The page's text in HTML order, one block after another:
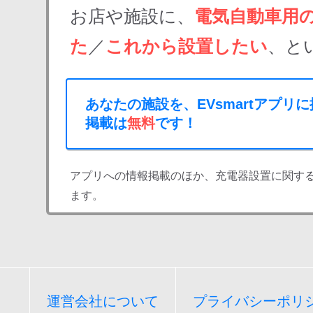
お店や施設に、 電気自動車用
た ／ これから設置したい、と
あなたの施設を、EVsmartアプリ
掲載は無料です！
アプリへの情報掲載のほか、充電器設置に関す
ます。
運営会社について プライバシーポリ